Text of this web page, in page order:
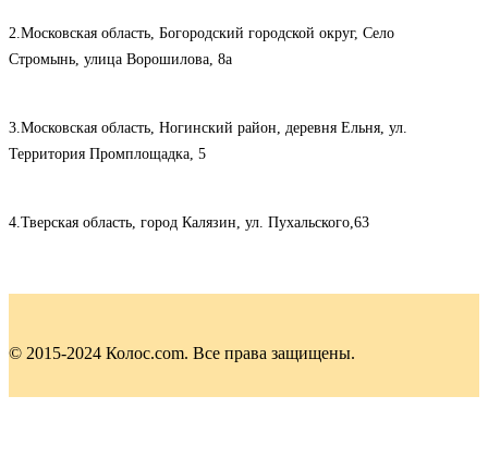
2.Московская область, Богородский городской округ, Село
Стромынь, улица Ворошилова, 8а
3.Московская область, Ногинский район, деревня Ельня, ул.
Территория Промплощадка, 5
4.Тверская область, город Калязин, ул. Пухальского,63
© 2015-2024 Колос.com. Все права защищены.